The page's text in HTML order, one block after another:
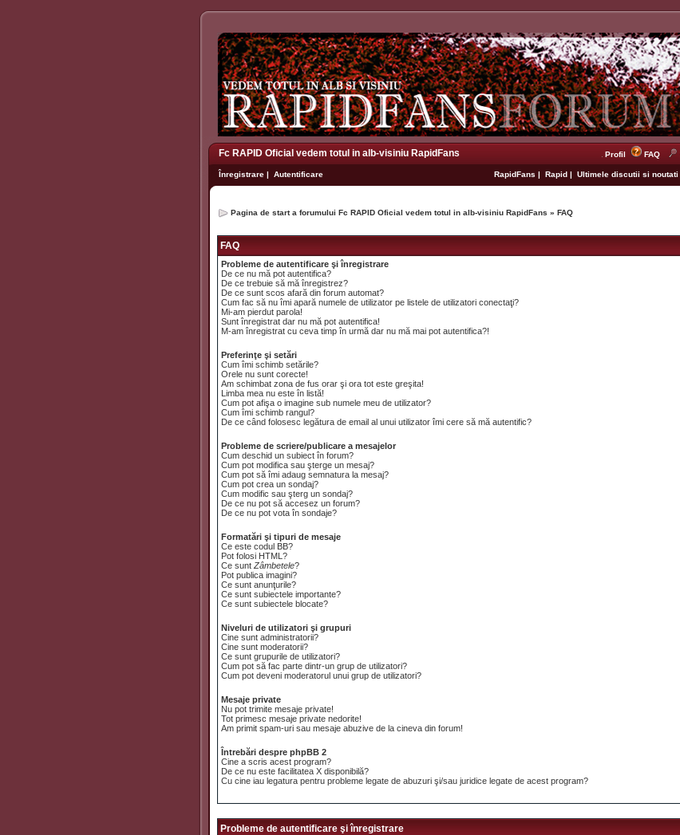
Fc RAPID Oficial vedem totul in alb-visiniu RapidFans Profil FAQ
Înregistrare | Autentificare RapidFans | Rapid | Ultimele discutii si noutati
Pagina de start a forumului Fc RAPID Oficial vedem totul in alb-visiniu RapidFans » FAQ
FAQ
Probleme de autentificare şi înregistrare
De ce nu mă pot autentifica?
De ce trebuie să mă înregistrez?
De ce sunt scos afară din forum automat?
Cum fac să nu îmi apară numele de utilizator pe listele de utilizatori conectaţi?
Mi-am pierdut parola!
Sunt înregistrat dar nu mă pot autentifica!
M-am înregistrat cu ceva timp în urmă dar nu mă mai pot autentifica?!
Preferinţe şi setări
Cum îmi schimb setările?
Orele nu sunt corecte!
Am schimbat zona de fus orar şi ora tot este greşita!
Limba mea nu este în listă!
Cum pot afişa o imagine sub numele meu de utilizator?
Cum îmi schimb rangul?
De ce când folosesc legătura de email al unui utilizator îmi cere să mă autentific?
Probleme de scriere/publicare a mesajelor
Cum deschid un subiect în forum?
Cum pot modifica sau şterge un mesaj?
Cum pot să îmi adaug semnatura la mesaj?
Cum pot crea un sondaj?
Cum modific sau şterg un sondaj?
De ce nu pot să accesez un forum?
De ce nu pot vota în sondaje?
Formatări şi tipuri de mesaje
Ce este codul BB?
Pot folosi HTML?
Ce sunt Zâmbetele?
Pot publica imagini?
Ce sunt anunţurile?
Ce sunt subiectele importante?
Ce sunt subiectele blocate?
Niveluri de utilizatori şi grupuri
Cine sunt administratorii?
Cine sunt moderatorii?
Ce sunt grupurile de utilizatori?
Cum pot să fac parte dintr-un grup de utilizatori?
Cum pot deveni moderatorul unui grup de utilizatori?
Mesaje private
Nu pot trimite mesaje private!
Tot primesc mesaje private nedorite!
Am primit spam-uri sau mesaje abuzive de la cineva din forum!
Întrebări despre phpBB 2
Cine a scris acest program?
De ce nu este facilitatea X disponibilă?
Cu cine iau legatura pentru probleme legate de abuzuri şi/sau juridice legate de acest program?
Probleme de autentificare şi înregistrare